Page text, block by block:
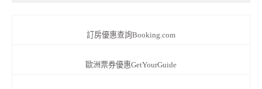
訂房優惠查詢Booking.com
歐洲票券優惠GetYourGuide